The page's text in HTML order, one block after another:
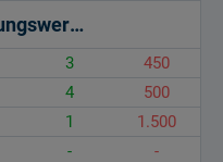
AGK Hochleistungswerkstoffe GmbH
3
450
4
500
1
1.500
- -